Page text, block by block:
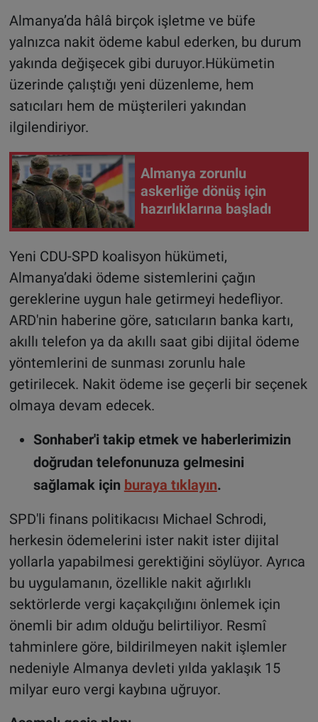
Almanya’da hâlâ birçok işletme ve büfe
yalnızca nakit ödeme kabul ederken, bu durum
yakında değişecek gibi duruyor.Hükümetin
üzerinde çalıştığı yeni düzenleme, hem
satıcıları hem de müşterileri yakından
ilgilendiriyor.
Almanya zorunlu
askerliğe dönüş için
hazırlıklarına başladı
Yeni CDU-SPD koalisyon hükümeti,
Almanya’daki ödeme sistemlerini çağın
gereklerine uygun hale getirmeyi hedefliyor.
ARD'nin haberine göre, satıcıların banka kartı,
akıllı telefon ya da akıllı saat gibi dijital ödeme
yöntemlerini de sunması zorunlu hale
getirilecek. Nakit ödeme ise geçerli bir seçenek
olmaya devam edecek.
Sonhaber'i takip etmek ve haberlerimizin
doğrudan telefonunuza gelmesini
sağlamak için buraya tıklayın.
SPD'li finans politikacısı Michael Schrodi,
herkesin ödemelerini ister nakit ister dijital
yollarla yapabilmesi gerektiğini söylüyor. Ayrıca
bu uygulamanın, özellikle nakit ağırlıklı
sektörlerde vergi kaçakçılığını önlemek için
önemli bir adım olduğu belirtiliyor. Resmî
tahminlere göre, bildirilmeyen nakit işlemler
nedeniyle Almanya devleti yılda yaklaşık 15
milyar euro vergi kaybına uğruyor.